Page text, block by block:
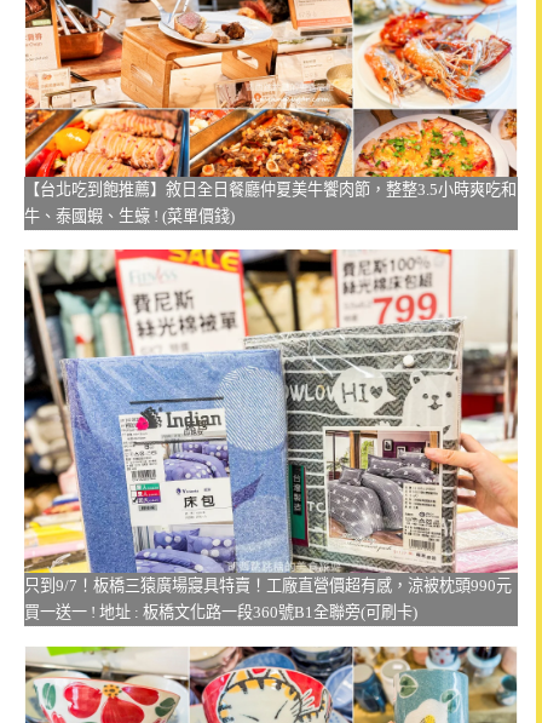
【台北吃到飽推薦】敘日全日餐廳仲夏美牛饗肉節，整整3.5小時爽吃和
牛、泰國蝦、生蠔 ! (菜單價錢)
只到9/7！板橋三猿廣場寢具特賣！工廠直營價超有感，涼被枕頭990元
買一送一 ! 地址 : 板橋文化路一段360號B1全聯旁(可刷卡)